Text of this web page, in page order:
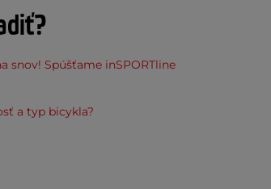
snov! Spúšťame inSPORTline
a typ bicykla?